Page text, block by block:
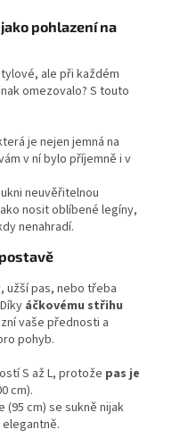
pohlazení na
ale při každém
omezovalo? S touto
je nejen jemná na
v ní bylo příjemně i v
neuvěřitelnou
nosit oblíbené legíny,
nenahradí.
užší pas, nebo třeba
áčkovému střihu
vaše přednosti a
pohyb.
S až L, protože pas je
cm).
(95 cm) se sukně nijak